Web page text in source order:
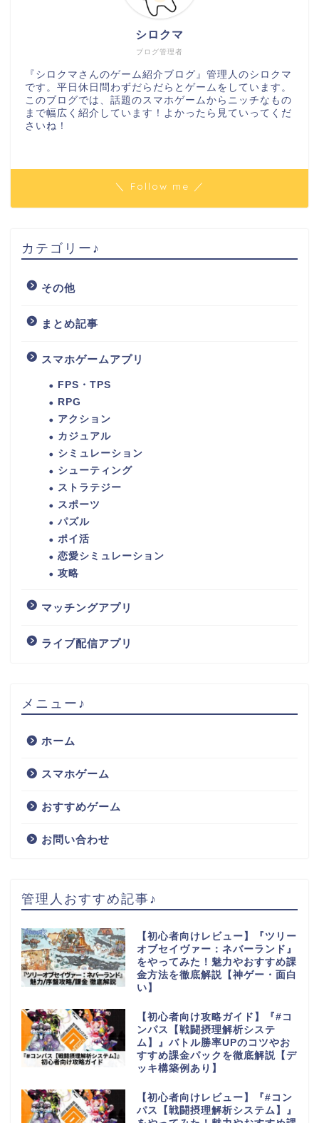
ブログ管理者
シロクマ
『シロクマさんのゲーム紹介ブログ』管理人のシロクマ
です。平日休日問わずだらだらとゲームをしています。
このブログでは、話題のスマホゲームからニッチなもの
まで幅広く紹介しています！よかったら見ていってくだ
さいね！
＼ Follow me ／
カテゴリー♪
その他
まとめ記事
スマホゲームアプリ
FPS・TPS
RPG
アクション
カジュアル
シミュレーション
シューティング
ストラテジー
スポーツ
パズル
ポイ活
恋愛シミュレーション
攻略
マッチングアプリ
ライブ配信アプリ
メニュー♪
ホーム
スマホゲーム
おすすめゲーム
お問い合わせ
管理人おすすめ記事♪
【初心者向けレビュー】『ツリー
オブセイヴァー：ネバーランド』
をやってみた！魅力やおすすめ課
金方法を徹底解説【神ゲー・面白
い】
【初心者向け攻略ガイド】『#コ
ンパス【戦闘摂理解析システ
ム】』バトル勝率UPのコツやお
すすめ課金パックを徹底解説【デ
ッキ構築例あり】
【初心者向けレビュー】『#コン
パス【戦闘摂理解析システム】』